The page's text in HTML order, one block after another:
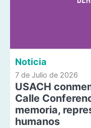
Noticia
7 de Julio de 2026
USACH
Calle
memoria,
humanos